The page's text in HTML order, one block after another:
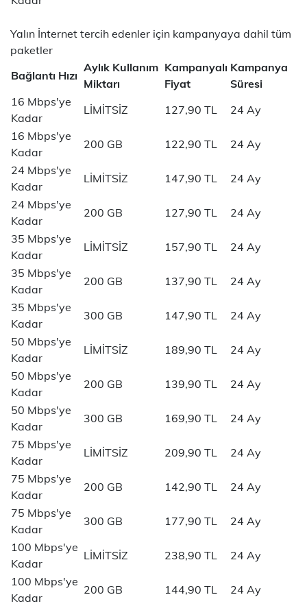
Yalın İnternet tercih edenler için kampanyaya dahil tüm
paketler
Bağlantı Hızı
Aylık Kullanım
Miktarı
Kampanyalı
Fiyat
Kampanya
Süresi
16 Mbps'ye
Kadar
LİMİTSİZ 127,90 TL
24 Ay
16 Mbps'ye
Kadar
200 GB 122,90 TL
24 Ay
24 Mbps'ye
Kadar
LİMİTSİZ 147,90 TL
24 Ay
24 Mbps'ye
Kadar
200 GB 127,90 TL
24 Ay
35 Mbps'ye
Kadar
LİMİTSİZ 157,90 TL
24 Ay
35 Mbps'ye
Kadar
200 GB 137,90 TL
24 Ay
35 Mbps'ye
Kadar
300 GB 147,90 TL
24 Ay
50 Mbps'ye
Kadar
LİMİTSİZ 189,90 TL
24 Ay
50 Mbps'ye
Kadar
200 GB 139,90 TL
24 Ay
50 Mbps'ye
Kadar
300 GB 169,90 TL
24 Ay
75 Mbps'ye
Kadar
LİMİTSİZ 209,90 TL
24 Ay
75 Mbps'ye
Kadar
200 GB 142,90 TL
24 Ay
75 Mbps'ye
Kadar
300 GB 177,90 TL
24 Ay
100 Mbps'ye
Kadar
LİMİTSİZ 238,90 TL
24 Ay
100 Mbps'ye
Kadar
200 GB 144,90 TL
24 Ay